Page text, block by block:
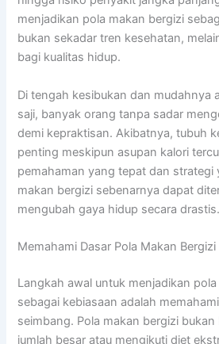
menjadikan pola makan bergizi
bukan sekadar tren kesehatan,
bagi kualitas hidup.
Di tengah kesibukan dan mudahnya
saji, banyak orang tanpa sadar
demi kepraktisan. Akibatnya, tubuh
penting meskipun asupan kalori
pemahaman yang tepat dan strategi
makan bergizi sebenarnya dapat
mengubah gaya hidup secara drastis.
Memahami Dasar Pola Makan
Langkah awal untuk menjadikan
sebagai kebiasaan adalah
seimbang. Pola makan bergizi
jumlah besar atau mengikuti diet